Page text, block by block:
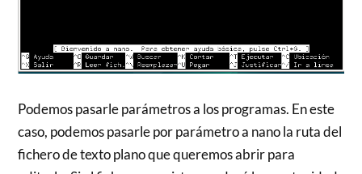
Podemos pasarle parámetros a los programas. En este
caso, podemos pasarle por parámetro a nano la ruta del
fichero de texto plano que queremos abrir para